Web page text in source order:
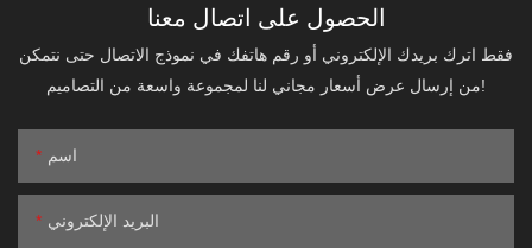
الحصول على اتصال معنا
فقط اترك بريدك الإلكتروني أو رقم هاتفك في نموذج الاتصال حتى نتمكن
من إرسال عرض أسعار مجاني لنا لمجموعة واسعة من التصاميم!
اسم
البريد الإلكتروني